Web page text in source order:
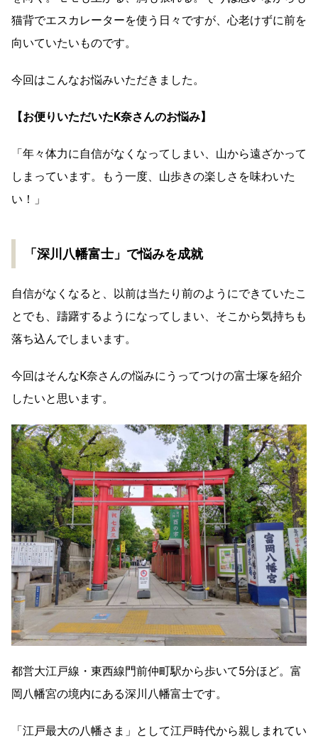
猫背でエスカレーターを使う日々ですが、心老けずに前を
向いていたいものです。
今回はこんなお悩みいただきました。
【お便りいただいたK奈さんのお悩み】
「年々体力に自信がなくなってしまい、山から遠ざかって
しまっています。もう一度、山歩きの楽しさを味わいた
い！」
「深川八幡富士」で悩みを成就
自信がなくなると、以前は当たり前のようにできていたこ
とでも、躊躇するようになってしまい、そこから気持ちも
落ち込んでしまいます。
今回はそんなK奈さんの悩みにうってつけの富士塚を紹介
したいと思います。
都営大江戸線・東西線門前仲町駅から歩いて5分ほど。富
岡八幡宮の境内にある深川八幡富士です。
「江戸最大の八幡さま」として江戸時代から親しまれてい